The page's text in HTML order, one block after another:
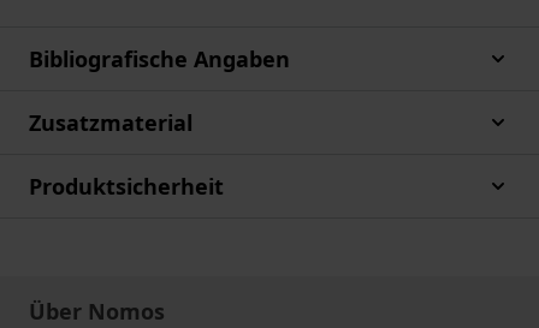
Bibliografische Angaben
Zusatzmaterial
Produktsicherheit
Über Nomos